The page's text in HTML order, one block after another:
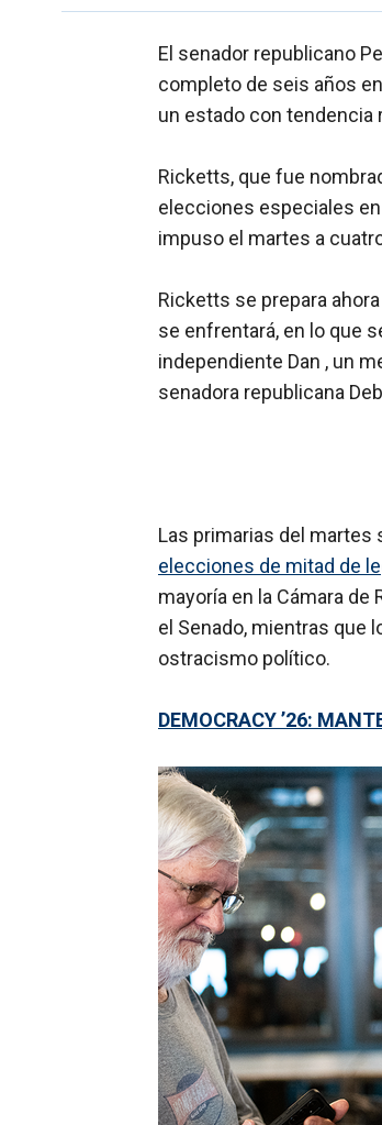
El senador republicano
completo de seis años
un estado con tendencia
Ricketts, que fue
elecciones especiales
impuso el martes a
Ricketts se prepara
se enfrentará, en lo que
independiente Dan , un
senadora republicana
Las primarias del martes
elecciones de mitad de
mayoría en la Cámara
el Senado, mientras que
ostracismo político.
DEMOCRACY ’26: